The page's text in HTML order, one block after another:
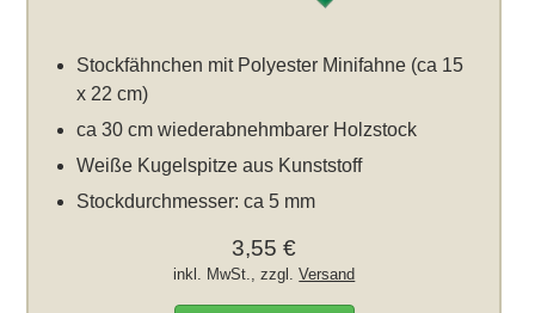
Stockfähnchen mit Polyester Minifahne (ca 15
x 22 cm)
ca 30 cm wiederabnehmbarer Holzstock
Weiße Kugelspitze aus Kunststoff
Stockdurchmesser: ca 5 mm
3,55 €
inkl. MwSt., zzgl.Versand